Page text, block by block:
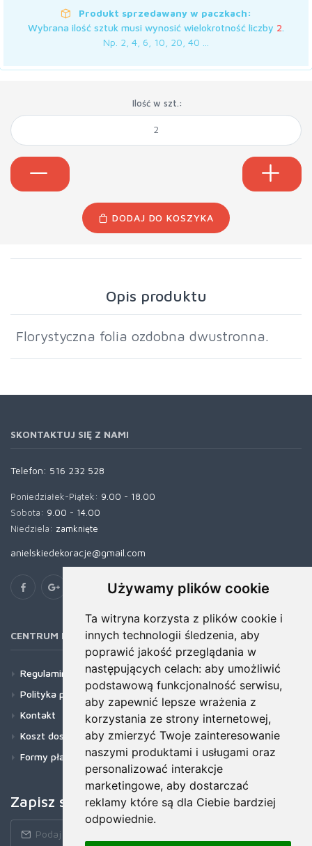
Używamy plików cookie
Ta witryna korzysta z plików cookie i
innych technologii śledzenia, aby
poprawić jakość przeglądania w
następujących celach: aby umożliwić
podstawową funkcjonalność serwisu,
aby zapewnić lepsze wrażenia z
korzystania ze strony internetowej,
aby zmierzyć Twoje zainteresowanie
naszymi produktami i usługami oraz
personalizować interakcje
marketingowe, aby dostarczać
reklamy które są dla Ciebie bardziej
odpowiednie.
Produkt sprzedawany w paczkach:
Wybrana ilość sztuk musi wynosić wielokrotność liczby 2.
Np. 2, 4, 6, 10, 20, 40 ...
Ilość w szt.:
DODAJ DO KOSZYKA
Opis produktu
Florystyczna folia ozdobna dwustronna.
SKONTAKTUJ SIĘ Z NAMI
Telefon: 516 232 528
Poniedziałek-Piątek: 9.00 - 18.00
Sobota: 9.00 - 14.00
Niedziela: zamknięte
anielskiedekoracje@gmail.com
CENTRUM POMOCY
Regulamin
Polityka prywatności
Kontakt
Koszt dostawy
Formy płatności
Zapisz się do newslettera!